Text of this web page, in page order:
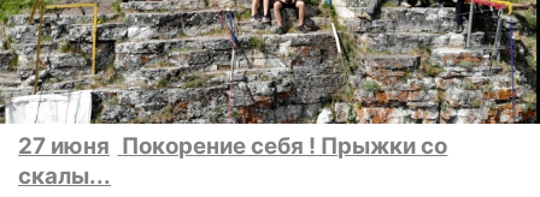
27 июня Покорение себя ! Прыжки со
скалы...